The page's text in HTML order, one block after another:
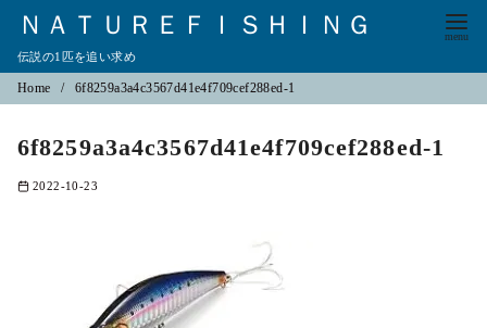
ＮＡＴＵＲＥＦＩＳＨＩＮＧ
伝説の1匹を追い求め
Home 6f8259a3a4c3567d41e4f709cef288ed-1
6f8259a3a4c3567d41e4f709cef288ed-1
2022-10-23